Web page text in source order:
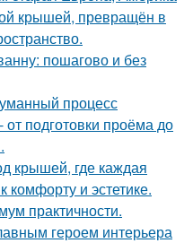
крышей, превращён в
пошагово и без
процесс
подготовки проёма до
крышей, где каждая
и эстетике.
практичности.
героем интерьера